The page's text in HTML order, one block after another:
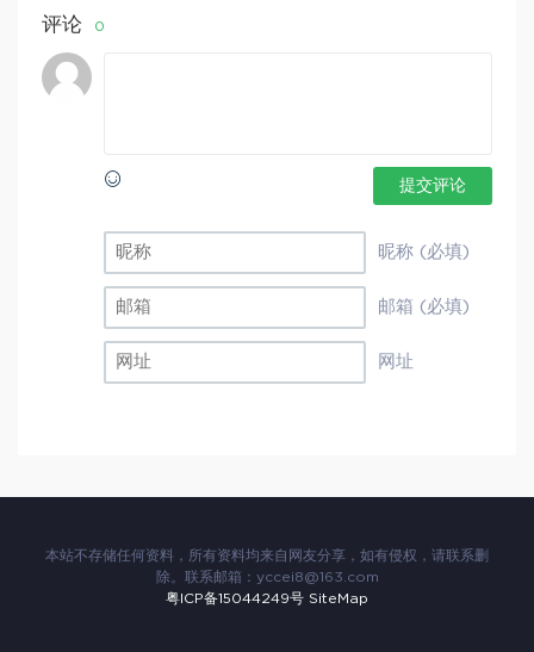
评论 0
提交评论
昵称 (必填)
邮箱 (必填)
网址
本站不存储任何资料，所有资料均来自网友分享，如有侵权，请联系删
除。联系邮箱： yccei8@163.com
粤ICP备15044249号 SiteMap